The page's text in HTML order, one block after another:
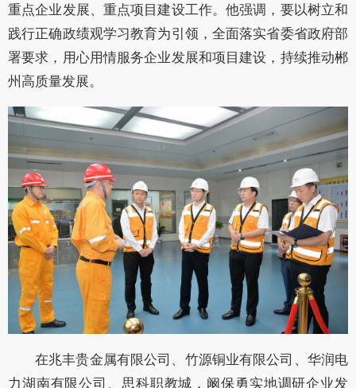
重点企业发展、重点项目建设工作。他强调，要以树立和
践行正确政绩观学习教育为引领，全面落实省委省政府部
署要求，用心用情服务企业发展和项目建设，持续推动郴
州高质量发展。
在兆丰贵金属有限公司、竹源铜业有限公司、华润电
力湖南有限公司、 思科职教城 ，阚保勇实地调研企业发